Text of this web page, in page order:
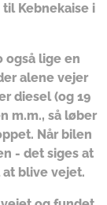
Kebnekaise i
også lige en
alene vejer
diesel (og 19
m.m., så løber
Når bilen
- det siges at
blive vejet.